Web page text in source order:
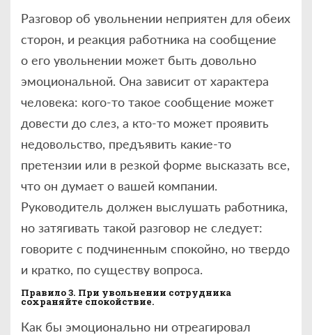
Разговор об увольнении неприятен для обеих
сторон, и реакция работника на сообщение
о его увольнении может быть довольно
эмоциональной. Она зависит от характера
человека: кого-то такое сообщение может
довести до слез, а кто-то может проявить
недовольство, предъявить какие-то
претензии или в резкой форме высказать все,
что он думает о вашей компании.
Руководитель должен выслушать работника,
но затягивать такой разговор не следует:
говорите с подчиненным спокойно, но твердо
и кратко, по существу вопроса.
Правило 3. При увольнении сотрудника
сохраняйте спокойствие.
Как бы эмоционально ни отреагировал